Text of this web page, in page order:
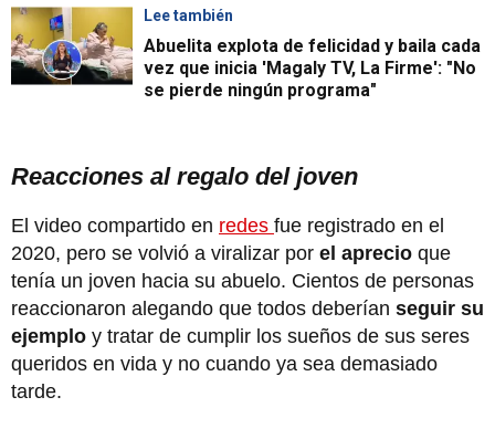
Lee también
Abuelita explota de felicidad y baila cada
vez que inicia 'Magaly TV, La Firme': "No
se pierde ningún programa"
Reacciones al regalo del joven
El video compartido en redes fue registrado en el
2020, pero se volvió a viralizar por el aprecio que
tenía un joven hacia su abuelo. Cientos de personas
reaccionaron alegando que todos deberían seguir su
ejemplo y tratar de cumplir los sueños de sus seres
queridos en vida y no cuando ya sea demasiado
tarde.